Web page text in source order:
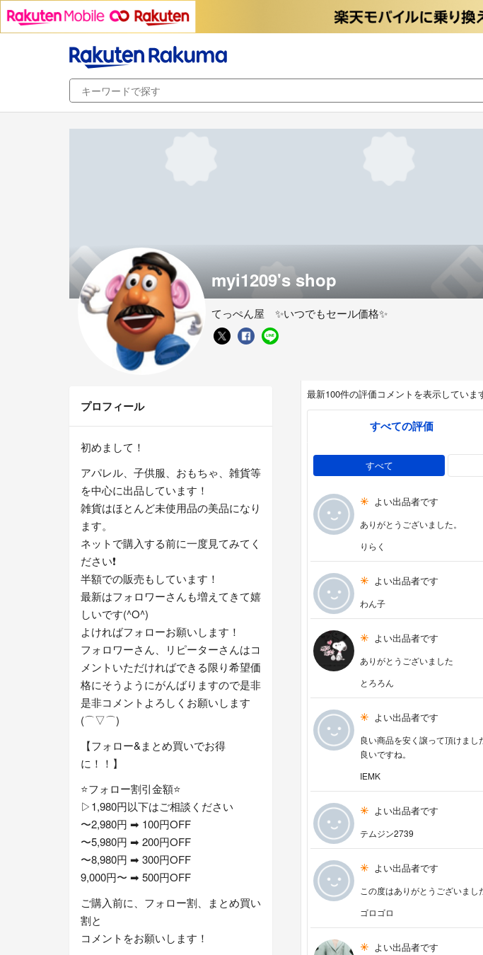
myi1209's shop
てっぺん屋 ✨いつでもセール価格✨
最新100件の評価コメントを表示していま
すべての評価
すべて
よい出品者です
ありがとうございました。
りらく
よい出品者です
わん子
よい出品者です
ありがとうございました
とろろん
よい出品者です
良い商品を安く譲って頂けま
良いですね。
IEMK
よい出品者です
テムジン2739
よい出品者です
この度はありがとうございまし
ゴロゴロ
よい出品者です
プロフィール
初めまして！
アパレル、子供服、おもちゃ、雑貨等
を中心に出品しています！
雑貨はほとんど未使用品の美品になり
ます。
ネットで購入する前に一度見てみてく
ださい❗️
半額での販売もしています！
最新はフォロワーさんも増えてきて嬉
しいです(^O^)
よければフォローお願いします！
フォロワーさん、リピーターさんはコ
メントいただければできる限り希望価
格にそうようにがんばりますので是非
是非コメントよろしくお願いします
(⌒▽⌒)
【フォロー&まとめ買いでお得
に！！】
⭐️フォロー割引金額⭐️
▷1,980円以下はご相談ください
〜2,980円 ➡︎ 100円OFF
〜5,980円 ➡︎ 200円OFF
〜8,980円 ➡︎ 300円OFF
9,000円〜 ➡︎ 500円OFF
ご購入前に、フォロー割、まとめ買い
割と
コメントをお願いします！